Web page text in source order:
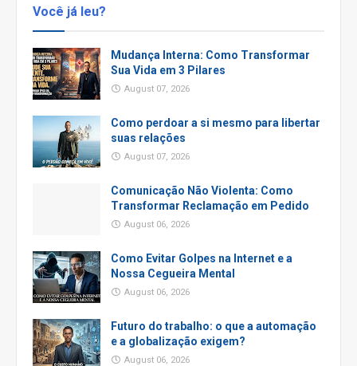
Você já leu?
Mudança Interna: Como Transformar
Sua Vida em 3 Pilares
August 07, 2026
Como perdoar a si mesmo para libertar
suas relações
August 07, 2026
Comunicação Não Violenta: Como
Transformar Reclamação em Pedido
August 06, 2026
Como Evitar Golpes na Internet e a
Nossa Cegueira Mental
August 06, 2026
Futuro do trabalho: o que a automação
e a globalização exigem?
August 06, 2026